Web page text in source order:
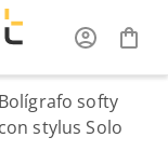
softy
con stylus Solo